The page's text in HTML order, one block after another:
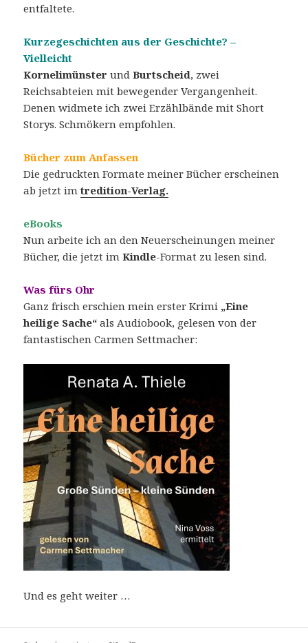
entfaltete.
Kurzegeschichten aus der Geschichte? –
Vielleicht
Kornelimünster undBurtscheid, zwei
Reichsabteien mit bewegender Vergangenheit.
Denen widmete ich zwei Erzählbände mit Short
Storys. Schmökern empfohlen.
Bücher zum Anfassen
Die gedruckten Formate meiner Bücher erscheinen
ab jetzt im tredition-Verlag.
eBooks
Nun arbeite ich an den Neuerscheinungen meiner
Bücher, die jetzt imKindle-Format zu lesen sind.
Was fürs Ohr
Ganz frisch erschien mein erster Krimi „Eine
heilige Sache“ als Audiobook, gelesen von der
fantastischen Carmen Settmacher:
Und es geht weiter …